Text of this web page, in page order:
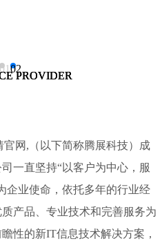
PROVIDER
PROVIDER
PROVIDER
0102
网,（以下简称腾展科技）成
一直坚持“以客户为中心，服
企业使命，依托多年的行业经
产品、专业技术和完善服务为
性的新IT信息技术解决方案，